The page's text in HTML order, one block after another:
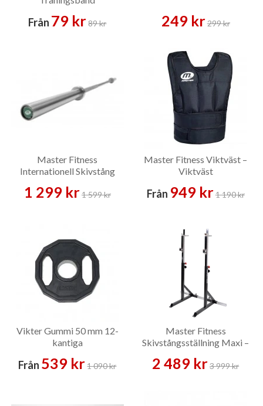
Från 79 kr 89 kr 249 kr299 kr
Master Fitness
Internationell Skivstång
1 299 kr1 599 kr
Master Fitness Viktväst –
Viktväst
Från 949 kr1 190 kr
Vikter Gummi 50 mm 12-
kantiga
Från 539 kr 1 090 kr
Master Fitness
Skivstångsställning Maxi –
2 489 kr3 999 kr